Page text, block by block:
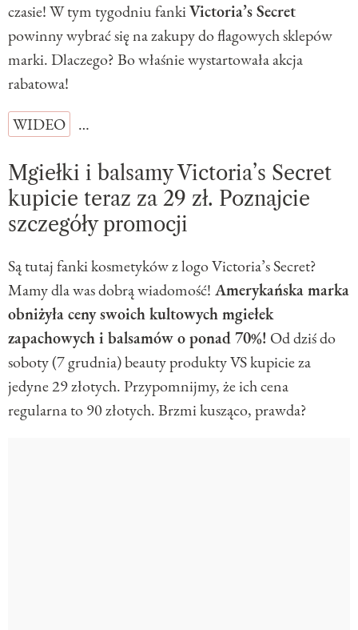
czasie! W tym tygodniu fankiVictoria’s Secret
powinny wybrać się na zakupy do flagowych sklepów
marki. Dlaczego? Bo właśnie wystartowała akcja
rabatowa!
WIDEO
…
Mgiełki i balsamy Victoria’s Secret
kupicie teraz za 29 zł. Poznajcie
szczegóły promocji
Są tutaj fanki kosmetyków z logo Victoria’s Secret?
Mamy dla was dobrą wiadomość! Amerykańska marka
obniżyła ceny swoich kultowych mgiełek
zapachowych i balsamów o ponad 70%! Od dziś do
soboty (7 grudnia) beauty produkty VS kupicie za
jedyne 29 złotych. Przypomnijmy, że ich cena
regularna to 90 złotych. Brzmi kusząco, prawda?